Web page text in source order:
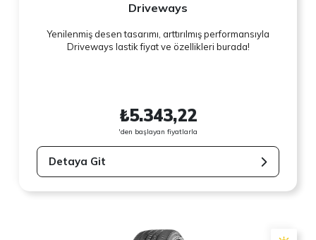
Driveways
Yenilenmiş desen tasarımı, arttırılmış performansıyla
Driveways lastik fiyat ve özellikleri burada!
₺5.343,22
'den başlayan fiyatlarla
Detaya Git